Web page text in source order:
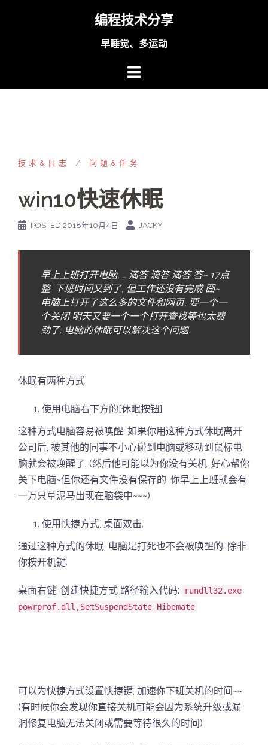
编程技术分享
早睡觉、多运动
技术&日志 问题&任务
win10快速休眠
POSTED 2018年10月4日 JACKY
早上上班打开电脑, … 滴答 滴答 滴答 答~ 17点
整. 下班时间又到了, 但工作还没有完成 囧~
电脑上打开了这么多的文件和网页, 要一个一
个关闭 明天又要一个一个打开查找等也太费
劲了. 电脑的休眠可以解决这个问题.
休眠有两种方式
使用电脑右下方的[休眠按钮]
这种方式电脑容易被唤醒, 如果你用这种方式休眠离开
公司后, 被其他的同事不小心碰到电脑或移动到鼠标电
脑就会被唤醒了. (然后他可能以为你没有关机, 好心帮你
关下电脑~但你还有文件没有保存的. 你早上上班就会有
一万只草泥马出现在脑袋中~~~)
使用快捷方式, 桌面双击.
通过这种方式的休眠, 电脑是打死也不会被唤醒的. 除非
你按开机键.
桌面右键-创建快捷方式 路径输入代码:
rundll32.exe
powrprof.dll,SetSuspendState Hibemate
可以为快捷方式设置快捷键, 加速你下班关机的时间~~
(有时候你会发现你直接关机可能会因为系统升级或漏
洞修复电脑无法关闭或需要等待很久的时间)